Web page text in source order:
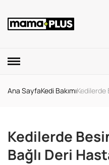
Ana SayfaKedi BakımıKedilerde
Kedilerde
Bağlı Deri